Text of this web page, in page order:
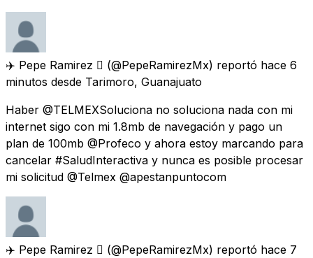
✈️ Pepe Ramirez  (@PepeRamirezMx) reportó hace 6
minutos desde Tarimoro, Guanajuato
Haber @TELMEXSoluciona no soluciona nada con mi
internet sigo con mi 1.8mb de navegación y pago un
plan de 100mb @Profeco y ahora estoy marcando para
cancelar #SaludInteractiva y nunca es posible procesar
mi solicitud @Telmex @apestanpuntocom
✈️ Pepe Ramirez  (@PepeRamirezMx) reportó hace 7